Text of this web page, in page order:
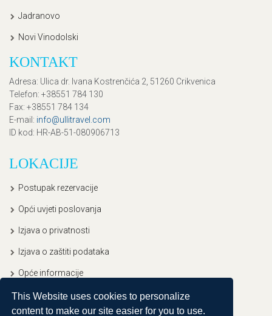
This Website uses cookies to personalize
content to make our site easier for you to use.
Jadranovo
Novi Vinodolski
KONTAKT
Adresa: Ulica dr. Ivana Kostrenčića 2, 51260 Crikvenica
Telefon: +38551 784 130
Fax: +38551 784 134
E-mail: info@ullitravel.com
ID kod: HR-AB-51-080906713
LOKACIJE
Postupak rezervacije
Opći uvjeti poslovanja
Izjava o privatnosti
Izjava o zaštiti podataka
Opće informacije